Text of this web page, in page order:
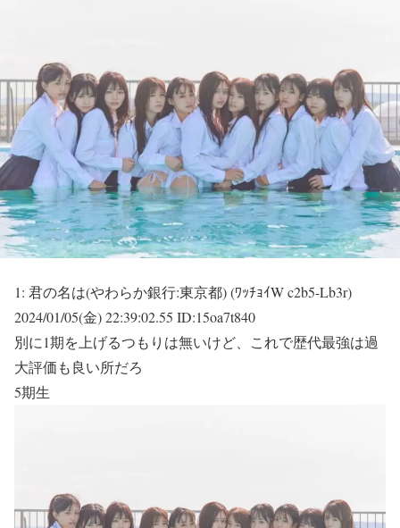
1: 君の名は(やわらか銀行:東京都) (ﾜｯﾁｮｲW c2b5-Lb3r)
2024/01/05(金) 22:39:02.55 ID:15oa7t840
別に1期を上げるつもりは無いけど、これで歴代最強は過
大評価も良い所だろ
5期生